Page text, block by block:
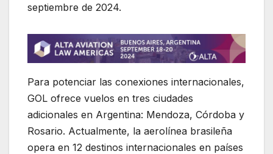
septiembre de 2024.
Para potenciar las conexiones internacionales,
GOL ofrece vuelos en tres ciudades
adicionales en Argentina: Mendoza, Córdoba y
Rosario. Actualmente, la aerolínea brasileña
opera en 12 destinos internacionales en países